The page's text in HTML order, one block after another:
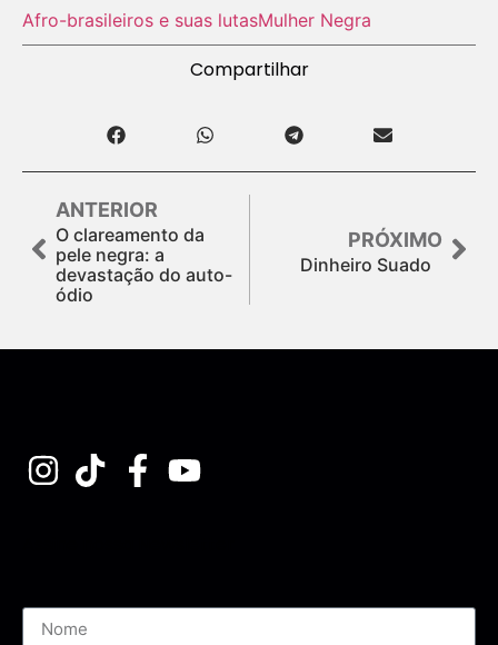
Afro-brasileiros e suas lutasMulher Negra
Compartilhar
ANTERIOR
O clareamento da
pele negra: a
devastação do auto-
ódio
PRÓXIMO
Dinheiro Suado